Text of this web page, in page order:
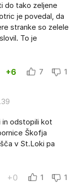
do tako zeljene
je povedal, da
stranke so zelele
To je
+6 7 1
in odstopili kot
Škofja
v St.Loki pa
+0 1 1